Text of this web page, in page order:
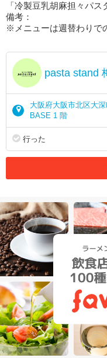
「冷製豆乳胡麻担々パス
備考：
※メニューは週替わりで
pasta stand
大阪府大阪市北区大
BASE 1 階
行った